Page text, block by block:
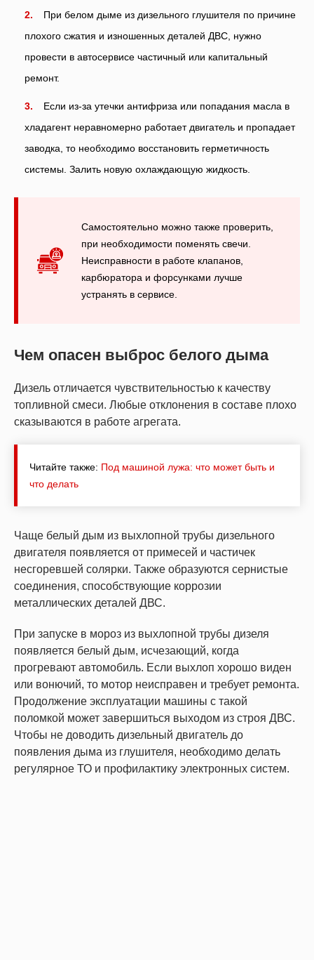
При белом дыме из дизельного глушителя по причине
плохого сжатия и изношенных деталей ДВС, нужно
провести в автосервисе частичный или капитальный
ремонт.
Если из-за утечки антифриза или попадания масла в
хладагент неравномерно работает двигатель и пропадает
заводка, то необходимо восстановить герметичность
системы. Залить новую охлаждающую жидкость.
Самостоятельно можно также проверить,
при необходимости поменять свечи.
Неисправности в работе клапанов,
карбюратора и форсунками лучше
устранять в сервисе.
Чем опасен выброс белого дыма
Дизель отличается чувствительностью к качеству
топливной смеси. Любые отклонения в составе плохо
сказываются в работе агрегата.
Читайте также: Под машиной лужа: что может быть и
что делать
Чаще белый дым из выхлопной трубы дизельного
двигателя появляется от примесей и частичек
несгоревшей солярки. Также образуются сернистые
соединения, способствующие коррозии
металлических деталей ДВС.
При запуске в мороз из выхлопной трубы дизеля
появляется белый дым, исчезающий, когда
прогревают автомобиль. Если выхлоп хорошо виден
или вонючий, то мотор неисправен и требует ремонта.
Продолжение эксплуатации машины с такой
поломкой может завершиться выходом из строя ДВС.
Чтобы не доводить дизельный двигатель до
появления дыма из глушителя, необходимо делать
регулярное ТО и профилактику электронных систем.